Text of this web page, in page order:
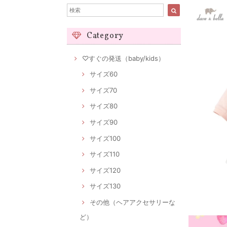
Category
♡すぐの発送（baby/kids）
サイズ60
サイズ70
サイズ80
サイズ90
サイズ100
サイズ110
サイズ120
サイズ130
その他（ヘアアクセサリーな
ど）